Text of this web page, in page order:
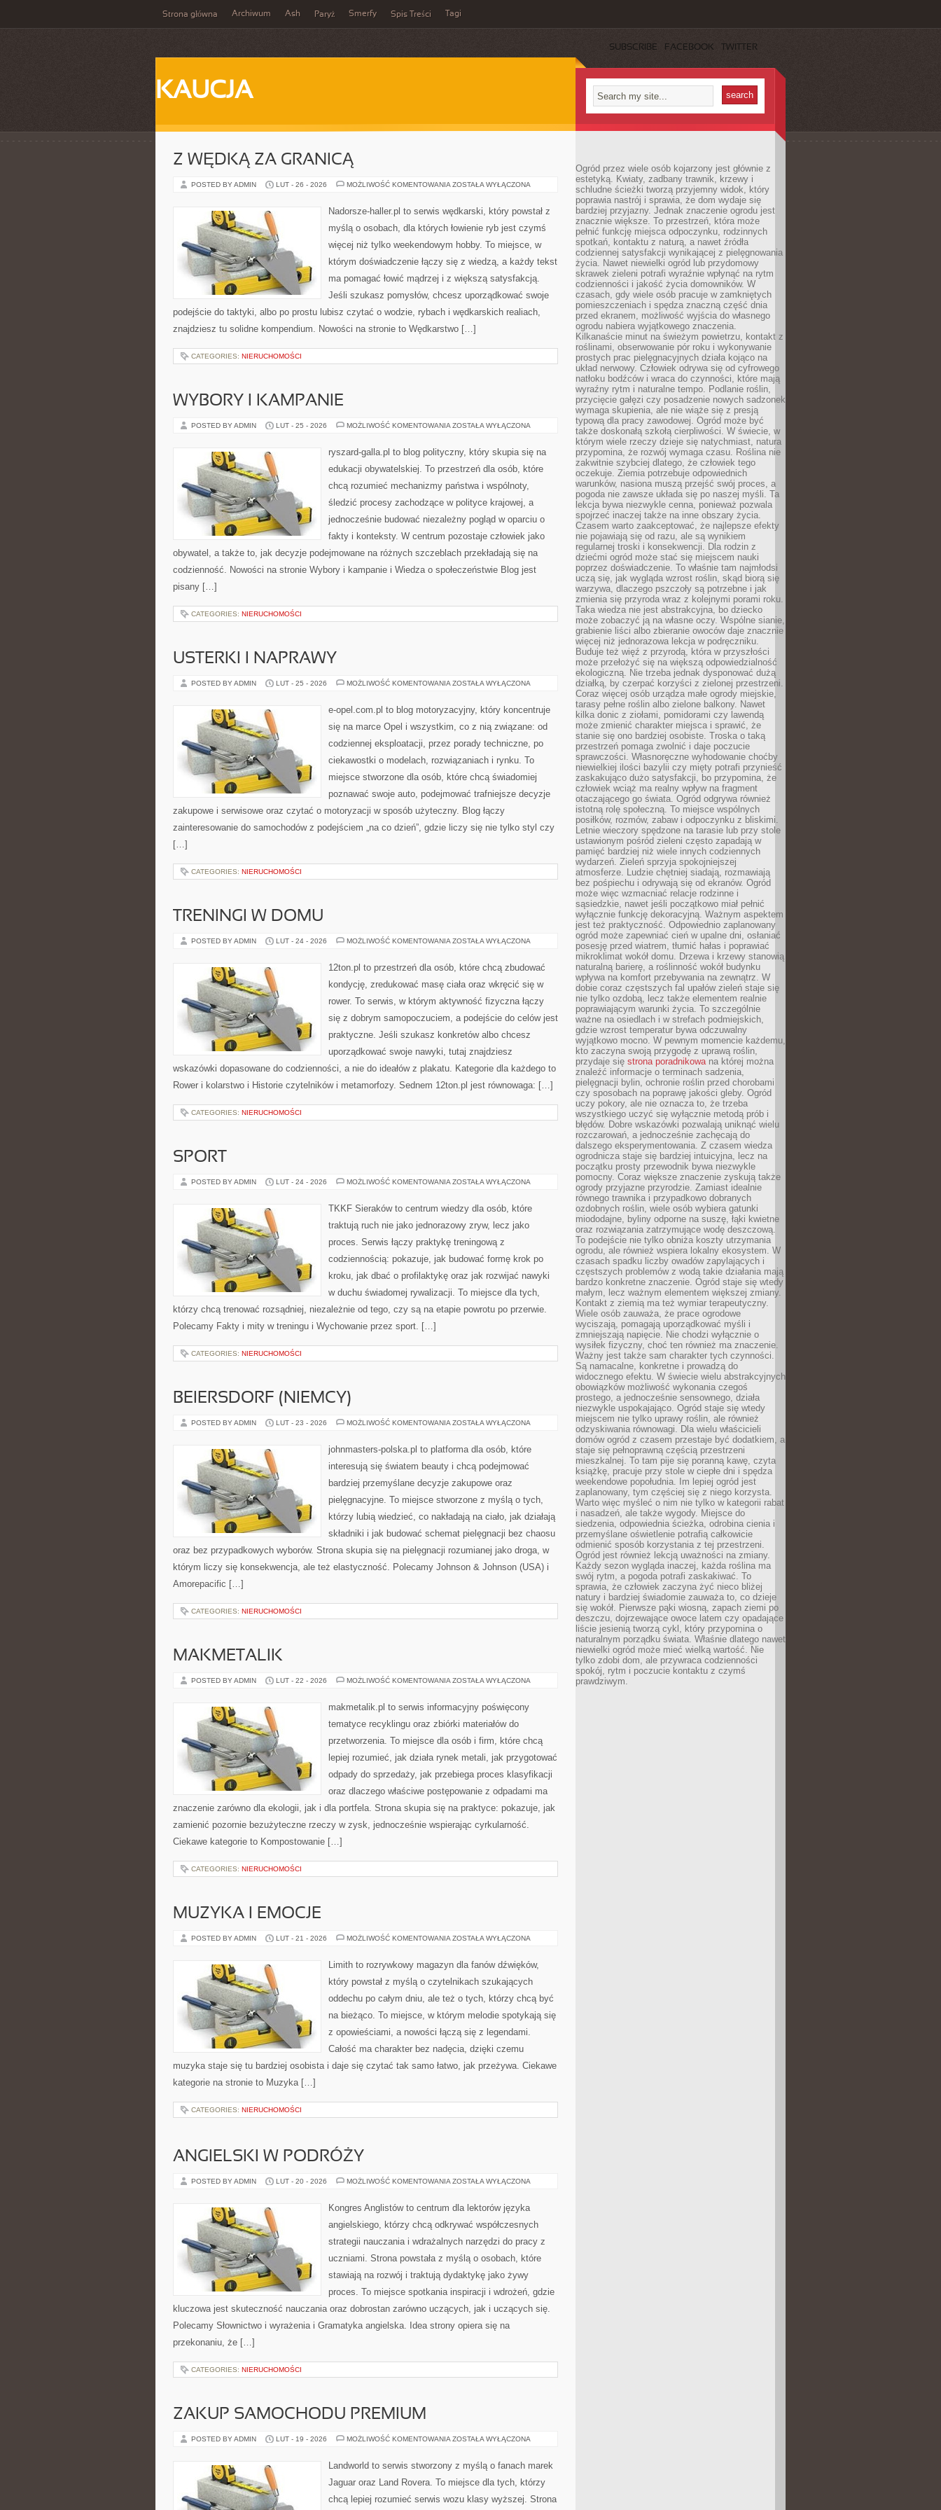
Strona główna Archiwum Ash Paryż Smerfy Spis Treści Tagi
SUBSCRIBE FACEBOOK TWITTER
KAUCJA
Z WĘDKĄ ZA GRANICĄ
POSTED BY ADMIN LUT - 26 - 2026 MOŻLIWOŚĆ KOMENTOWANIA Z
GRANICĄ
ZOSTAŁA WYŁĄCZONA
Nadorsze-haller.pl to serwis wędkarski, który powstał z
myślą o osobach, dla których łowienie ryb jest czymś
więcej niż tylko weekendowym hobby. To miejsce, w
którym doświadczenie łączy się z wiedzą, a każdy tekst
ma pomagać łowić mądrzej i z większą satysfakcją.
Jeśli szukasz pomysłów, chcesz uporządkować swoje
podejście do taktyki, albo po prostu lubisz czytać o wodzie, rybach i wędkarskich realiach,
znajdziesz tu solidne kompendium. Nowości na stronie to Wędkarstwo […]
CATEGORIES: NIERUCHOMOŚCI
WYBORY I KAMPANIE
POSTED BY ADMIN LUT - 25 - 2026 MOŻLIWOŚĆ KOMENTOWANIA WYBORY
ZOSTAŁA WYŁĄCZONA
ryszard-galla.pl to blog polityczny, który skupia się na
edukacji obywatelskiej. To przestrzeń dla osób, które
chcą rozumieć mechanizmy państwa i wspólnoty,
śledzić procesy zachodzące w polityce krajowej, a
jednocześnie budować niezależny pogląd w oparciu o
fakty i konteksty. W centrum pozostaje człowiek jako
obywatel, a także to, jak decyzje podejmowane na różnych szczeblach przekładają się na
codzienność. Nowości na stronie Wybory i kampanie i Wiedza o społeczeństwie Blog jest
pisany […]
CATEGORIES: NIERUCHOMOŚCI
USTERKI I NAPRAWY
POSTED BY ADMIN LUT - 25 - 2026 MOŻLIWOŚĆ KOMENTOWANIA USTERKI
ZOSTAŁA WYŁĄCZONA
e-opel.com.pl to blog motoryzacyjny, który koncentruje
się na marce Opel i wszystkim, co z nią związane: od
codziennej eksploatacji, przez porady techniczne, po
ciekawostki o modelach, rozwiązaniach i rynku. To
miejsce stworzone dla osób, które chcą świadomiej
poznawać swoje auto, podejmować trafniejsze decyzje
zakupowe i serwisowe oraz czytać o motoryzacji w sposób użyteczny. Blog łączy
zainteresowanie do samochodów z podejściem „na co dzień”, gdzie liczy się nie tylko styl czy
[…]
CATEGORIES: NIERUCHOMOŚCI
TRENINGI W DOMU
POSTED BY ADMIN LUT - 24 - 2026 MOŻLIWOŚĆ KOMENTOWANIA TRENINGI
ZOSTAŁA WYŁĄCZONA
12ton.pl to przestrzeń dla osób, które chcą zbudować
kondycję, zredukować masę ciała oraz wkręcić się w
rower. To serwis, w którym aktywność fizyczna łączy
się z dobrym samopoczuciem, a podejście do celów jest
praktyczne. Jeśli szukasz konkretów albo chcesz
uporządkować swoje nawyki, tutaj znajdziesz
wskazówki dopasowane do codzienności, a nie do ideałów z plakatu. Kategorie dla każdego to
Rower i kolarstwo i Historie czytelników i metamorfozy. Sednem 12ton.pl jest równowaga: […]
CATEGORIES: NIERUCHOMOŚCI
SPORT
POSTED BY ADMIN LUT - 24 - 2026 MOŻLIWOŚĆ KOMENTOWANIA SPORT
ZOSTAŁA WYŁĄCZONA
TKKF Sieraków to centrum wiedzy dla osób, które
traktują ruch nie jako jednorazowy zryw, lecz jako
proces. Serwis łączy praktykę treningową z
codziennością: pokazuje, jak budować formę krok po
kroku, jak dbać o profilaktykę oraz jak rozwijać nawyki
w duchu świadomej rywalizacji. To miejsce dla tych,
którzy chcą trenować rozsądniej, niezależnie od tego, czy są na etapie powrotu po przerwie.
Polecamy Fakty i mity w treningu i Wychowanie przez sport. […]
CATEGORIES: NIERUCHOMOŚCI
BEIERSDORF (NIEMCY)
POSTED BY ADMIN LUT - 23 - 2026 MOŻLIWOŚĆ KOMENTOWANIA BEIERSDORF
ZOSTAŁA WYŁĄCZONA
johnmasters-polska.pl to platforma dla osób, które
interesują się światem beauty i chcą podejmować
bardziej przemyślane decyzje zakupowe oraz
pielęgnacyjne. To miejsce stworzone z myślą o tych,
którzy lubią wiedzieć, co nakładają na ciało, jak działają
składniki i jak budować schemat pielęgnacji bez chaosu
oraz bez przypadkowych wyborów. Strona skupia się na pielęgnacji rozumianej jako droga, w
którym liczy się konsekwencja, ale też elastyczność. Polecamy Johnson & Johnson (USA) i
Amorepacific […]
CATEGORIES: NIERUCHOMOŚCI
MAKMETALIK
POSTED BY ADMIN LUT - 22 - 2026 MOŻLIWOŚĆ KOMENTOWANIA MAKMETALIK
ZOSTAŁA WYŁĄCZONA
makmetalik.pl to serwis informacyjny poświęcony
tematyce recyklingu oraz zbiórki materiałów do
przetworzenia. To miejsce dla osób i firm, które chcą
lepiej rozumieć, jak działa rynek metali, jak przygotować
odpady do sprzedaży, jak przebiega proces klasyfikacji
oraz dlaczego właściwe postępowanie z odpadami ma
znaczenie zarówno dla ekologii, jak i dla portfela. Strona skupia się na praktyce: pokazuje, jak
zamienić pozornie bezużyteczne rzeczy w zysk, jednocześnie wspierając cyrkularność.
Ciekawe kategorie to Kompostowanie […]
CATEGORIES: NIERUCHOMOŚCI
MUZYKA I EMOCJE
POSTED BY ADMIN LUT - 21 - 2026 MOŻLIWOŚĆ KOMENTOWANIA MUZYKA
ZOSTAŁA WYŁĄCZONA
Limith to rozrywkowy magazyn dla fanów dźwięków,
który powstał z myślą o czytelnikach szukających
oddechu po całym dniu, ale też o tych, którzy chcą być
na bieżąco. To miejsce, w którym melodie spotykają się
z opowieściami, a nowości łączą się z legendami.
Całość ma charakter bez nadęcia, dzięki czemu
muzyka staje się tu bardziej osobista i daje się czytać tak samo łatwo, jak przeżywa. Ciekawe
kategorie na stronie to Muzyka […]
CATEGORIES: NIERUCHOMOŚCI
ANGIELSKI W PODRÓŻY
POSTED BY ADMIN LUT - 20 - 2026 MOŻLIWOŚĆ KOMENTOWANIA ANGIELSKI
ZOSTAŁA WYŁĄCZONA
Kongres Anglistów to centrum dla lektorów języka
angielskiego, którzy chcą odkrywać współczesnych
strategii nauczania i wdrażalnych narzędzi do pracy z
uczniami. Strona powstała z myślą o osobach, które
stawiają na rozwój i traktują dydaktykę jako żywy
proces. To miejsce spotkania inspiracji i wdrożeń, gdzie
kluczowa jest skuteczność nauczania oraz dobrostan zarówno uczących, jak i uczących się.
Polecamy Słownictwo i wyrażenia i Gramatyka angielska. Idea strony opiera się na
przekonaniu, że […]
CATEGORIES: NIERUCHOMOŚCI
ZAKUP SAMOCHODU PREMIUM
POSTED BY ADMIN LUT - 19 - 2026 MOŻLIWOŚĆ KOMENTOWANIA ZAKUP
ZOSTAŁA WYŁĄCZONA
Landworld to serwis stworzony z myślą o fanach marek
Jaguar oraz Land Rovera. To miejsce dla tych, którzy
chcą lepiej rozumieć serwis wozu klasy wyższej. Strona
Ogród przez wiele osób kojarzony jest głównie z
estetyką. Kwiaty, zadbany trawnik, krzewy i
schludne ścieżki tworzą przyjemny widok, który
poprawia nastrój i sprawia, że dom wydaje się
bardziej przyjazny. Jednak znaczenie ogrodu jest
znacznie większe. To przestrzeń, która może
pełnić funkcję miejsca odpoczynku, rodzinnych
spotkań, kontaktu z naturą, a nawet źródła
codziennej satysfakcji wynikającej z pielęgnowania
życia. Nawet niewielki ogród lub przydomowy
skrawek zieleni potrafi wyraźnie wpłynąć na rytm
codzienności i jakość życia domowników. W
czasach, gdy wiele osób pracuje w zamkniętych
pomieszczeniach i spędza znaczną część dnia
przed ekranem, możliwość wyjścia do własnego
ogrodu nabiera wyjątkowego znaczenia.
Kilkanaście minut na świeżym powietrzu, kontakt z
roślinami, obserwowanie pór roku i wykonywanie
prostych prac pielęgnacyjnych działa kojąco na
układ nerwowy. Człowiek odrywa się od cyfrowego
natłoku bodźców i wraca do czynności, które mają
wyraźny rytm i naturalne tempo. Podlanie roślin,
przycięcie gałęzi czy posadzenie nowych sadzonek
wymaga skupienia, ale nie wiąże się z presją
typową dla pracy zawodowej. Ogród może być
także doskonałą szkołą cierpliwości. W świecie, w
którym wiele rzeczy dzieje się natychmiast, natura
przypomina, że rozwój wymaga czasu. Roślina nie
zakwitnie szybciej dlatego, że człowiek tego
oczekuje. Ziemia potrzebuje odpowiednich
warunków, nasiona muszą przejść swój proces, a
pogoda nie zawsze układa się po naszej myśli. Ta
lekcja bywa niezwykle cenna, ponieważ pozwala
spojrzeć inaczej także na inne obszary życia.
Czasem warto zaakceptować, że najlepsze efekty
nie pojawiają się od razu, ale są wynikiem
regularnej troski i konsekwencji. Dla rodzin z
dziećmi ogród może stać się miejscem nauki
poprzez doświadczenie. To właśnie tam najmłodsi
uczą się, jak wygląda wzrost roślin, skąd biorą się
warzywa, dlaczego pszczoły są potrzebne i jak
zmienia się przyroda wraz z kolejnymi porami roku.
Taka wiedza nie jest abstrakcyjna, bo dziecko
może zobaczyć ją na własne oczy. Wspólne sianie,
grabienie liści albo zbieranie owoców daje znacznie
więcej niż jednorazowa lekcja w podręczniku.
Buduje też więź z przyrodą, która w przyszłości
może przełożyć się na większą odpowiedzialność
ekologiczną. Nie trzeba jednak dysponować dużą
działką, by czerpać korzyści z zielonej przestrzeni.
Coraz więcej osób urządza małe ogrody miejskie,
tarasy pełne roślin albo zielone balkony. Nawet
kilka donic z ziołami, pomidorami czy lawendą
może zmienić charakter miejsca i sprawić, że
stanie się ono bardziej osobiste. Troska o taką
przestrzeń pomaga zwolnić i daje poczucie
sprawczości. Własnoręczne wyhodowanie choćby
niewielkiej ilości bazylii czy mięty potrafi przynieść
zaskakująco dużo satysfakcji, bo przypomina, że
człowiek wciąż ma realny wpływ na fragment
otaczającego go świata. Ogród odgrywa również
istotną rolę społeczną. To miejsce wspólnych
posiłków, rozmów, zabaw i odpoczynku z bliskimi.
Letnie wieczory spędzone na tarasie lub przy stole
ustawionym pośród zieleni często zapadają w
pamięć bardziej niż wiele innych codziennych
wydarzeń. Zieleń sprzyja spokojniejszej
atmosferze. Ludzie chętniej siadają, rozmawiają
bez pośpiechu i odrywają się od ekranów. Ogród
może więc wzmacniać relacje rodzinne i
sąsiedzkie, nawet jeśli początkowo miał pełnić
wyłącznie funkcję dekoracyjną. Ważnym aspektem
jest też praktyczność. Odpowiednio zaplanowany
ogród może zapewniać cień w upalne dni, osłaniać
posesję przed wiatrem, tłumić hałas i poprawiać
mikroklimat wokół domu. Drzewa i krzewy stanowią
naturalną barierę, a roślinność wokół budynku
wpływa na komfort przebywania na zewnątrz. W
dobie coraz częstszych fal upałów zieleń staje się
nie tylko ozdobą, lecz także elementem realnie
poprawiającym warunki życia. To szczególnie
ważne na osiedlach i w strefach podmiejskich,
gdzie wzrost temperatur bywa odczuwalny
wyjątkowo mocno. W pewnym momencie każdemu,
kto zaczyna swoją przygodę z uprawą roślin,
przydaje się strona poradnikowana której można
znaleźć informacje o terminach sadzenia,
pielęgnacji bylin, ochronie roślin przed chorobami
czy sposobach na poprawę jakości gleby. Ogród
uczy pokory, ale nie oznacza to, że trzeba
wszystkiego uczyć się wyłącznie metodą prób i
błędów. Dobre wskazówki pozwalają uniknąć wielu
rozczarowań, a jednocześnie zachęcają do
dalszego eksperymentowania. Z czasem wiedza
ogrodnicza staje się bardziej intuicyjna, lecz na
początku prosty przewodnik bywa niezwykle
pomocny. Coraz większe znaczenie zyskują także
ogrody przyjazne przyrodzie. Zamiast idealnie
równego trawnika i przypadkowo dobranych
ozdobnych roślin, wiele osób wybiera gatunki
miododajne, byliny odporne na suszę, łąki kwietne
oraz rozwiązania zatrzymujące wodę deszczową.
To podejście nie tylko obniża koszty utrzymania
ogrodu, ale również wspiera lokalny ekosystem. W
czasach spadku liczby owadów zapylających i
częstszych problemów z wodą takie działania mają
bardzo konkretne znaczenie. Ogród staje się wtedy
małym, lecz ważnym elementem większej zmiany.
Kontakt z ziemią ma też wymiar terapeutyczny.
Wiele osób zauważa, że prace ogrodowe
wyciszają, pomagają uporządkować myśli i
zmniejszają napięcie. Nie chodzi wyłącznie o
wysiłek fizyczny, choć ten również ma znaczenie.
Ważny jest także sam charakter tych czynności.
Są namacalne, konkretne i prowadzą do
widocznego efektu. W świecie wielu abstrakcyjnych
obowiązków możliwość wykonania czegoś
prostego, a jednocześnie sensownego, działa
niezwykle uspokajająco. Ogród staje się wtedy
miejscem nie tylko uprawy roślin, ale również
odzyskiwania równowagi. Dla wielu właścicieli
domów ogród z czasem przestaje być dodatkiem, a
staje się pełnoprawną częścią przestrzeni
mieszkalnej. To tam pije się poranną kawę, czyta
książkę, pracuje przy stole w ciepłe dni i spędza
weekendowe popołudnia. Im lepiej ogród jest
zaplanowany, tym częściej się z niego korzysta.
Warto więc myśleć o nim nie tylko w kategorii rabat
i nasadzeń, ale także wygody. Miejsce do
siedzenia, odpowiednia ścieżka, odrobina cienia i
przemyślane oświetlenie potrafią całkowicie
odmienić sposób korzystania z tej przestrzeni.
Ogród jest również lekcją uważności na zmiany.
Każdy sezon wygląda inaczej, każda roślina ma
swój rytm, a pogoda potrafi zaskakiwać. To
sprawia, że człowiek zaczyna żyć nieco bliżej
natury i bardziej świadomie zauważa to, co dzieje
się wokół. Pierwsze pąki wiosną, zapach ziemi po
deszczu, dojrzewające owoce latem czy opadające
liście jesienią tworzą cykl, który przypomina o
naturalnym porządku świata. Właśnie dlatego nawet
niewielki ogród może mieć wielką wartość. Nie
tylko zdobi dom, ale przywraca codzienności
spokój, rytm i poczucie kontaktu z czymś
prawdziwym.